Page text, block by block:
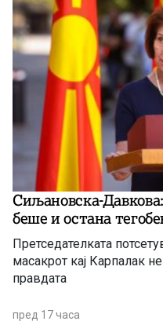
Сиљановска-
беше и остана
Претседателката
масакрот кај Карпалак
правдата
пред 17 часа